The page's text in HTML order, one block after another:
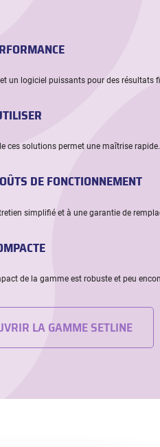
un logiciel puissants pour des résultats
ces solutions permet une maîtrise rapide.
DE FONCTIONNEMENT
simplifié et à une garantie de
de la gamme est robuste et peu
LA GAMME SETLINE